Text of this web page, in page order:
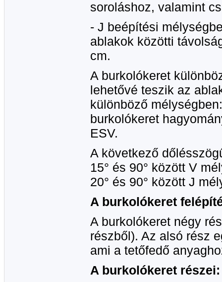
soroláshoz, valamint
- J beépítési
ablakok közötti
cm.
A burkolókeret
lehetővé teszik az
különböző
burkolókeret
ESV.
A következő
15° és 90° között V
20° és 90° között J
A burkolókeret
A burkolókeret négy
részből). Az alsó rész
ami a tetőfedő
A burkolókeret részei: